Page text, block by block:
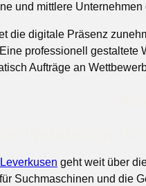
und mittlere
die digitale Präsenz
professionell
Aufträge an
geht weit über
Suchmaschinen und die